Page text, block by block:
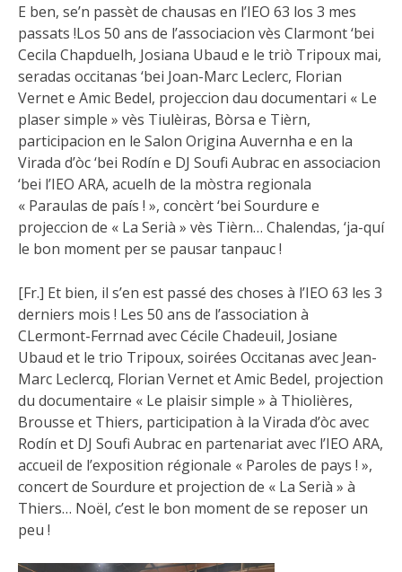
E ben, se’n passèt de chausas en l’IEO 63 los 3 mes
passats !Los 50 ans de l’associacion vès Clarmont ‘bei
Cecila Chapduelh, Josiana Ubaud e le triò Tripoux mai,
seradas occitanas ‘bei Joan-Marc Leclerc, Florian
Vernet e Amic Bedel, projeccion dau documentari « Le
plaser simple » vès Tiulèiras, Bòrsa e Tièrn,
participacion en le Salon Origina Auvernha e en la
Virada d’òc ‘bei Rodín e DJ Soufi Aubrac en associacion
‘bei l’IEO ARA, acuelh de la mòstra regionala
« Paraulas de país ! », concèrt ‘bei Sourdure e
projeccion de « La Serià » vès Tièrn… Chalendas, ‘ja-quí
le bon moment per se pausar tanpauc !
[Fr.] Et bien, il s’en est passé des choses à l’IEO 63 les 3
derniers mois ! Les 50 ans de l’association à
CLermont-Ferrnad avec Cécile Chadeuil, Josiane
Ubaud et le trio Tripoux, soirées Occitanas avec Jean-
Marc Leclercq, Florian Vernet et Amic Bedel, projection
du documentaire « Le plaisir simple » à Thiolières,
Brousse et Thiers, participation à la Virada d’òc avec
Rodín et DJ Soufi Aubrac en partenariat avec l’IEO ARA,
accueil de l’exposition régionale « Paroles de pays ! »,
concert de Sourdure et projection de « La Serià » à
Thiers… Noël, c’est le bon moment de se reposer un
peu !